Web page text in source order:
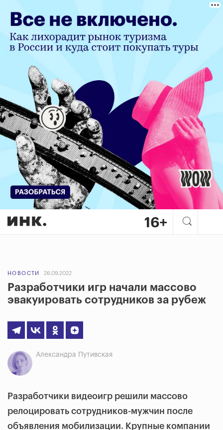
НОВОСТИ 26.09.2022
Разработчики игр начали массово
эвакуировать сотрудников за рубеж
Александра Путивская
Разработчики видеоигр решили массово
релоцировать сотрудников-мужчин после
объявления мобилизации. Крупные компании